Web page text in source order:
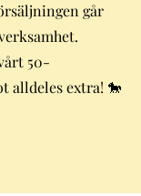
går
50-
alldeles extra! 🐎